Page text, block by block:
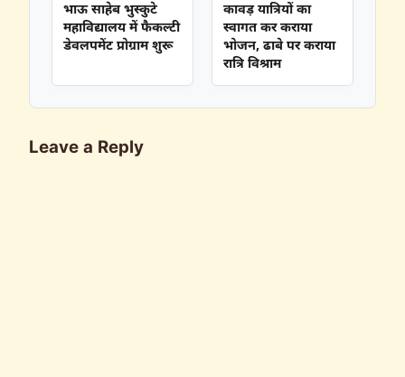
भाऊ साहेब भुस्कुटे
महाविद्यालय में फैकल्टी
डेवलपमेंट प्रोग्राम शुरू
कावड़ यात्रियों का
स्वागत कर कराया
भोजन, ढाबे पर कराया
रात्रि विश्राम
Leave a Reply